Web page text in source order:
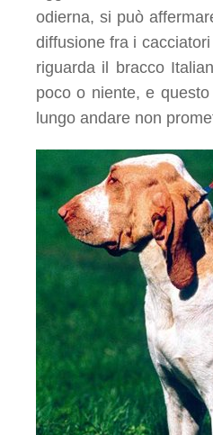
odierna, si può
diffusione fra i
riguarda il bracco
poco o niente, e
lungo andare non